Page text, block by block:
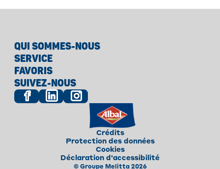
QUI SOMMES-NOUS
SERVICE
FAVORIS
SUIVEZ-NOUS
© Groupe Melitta 2026
Crédits
Protection des données
Cookies
Déclaration d'accessibilité